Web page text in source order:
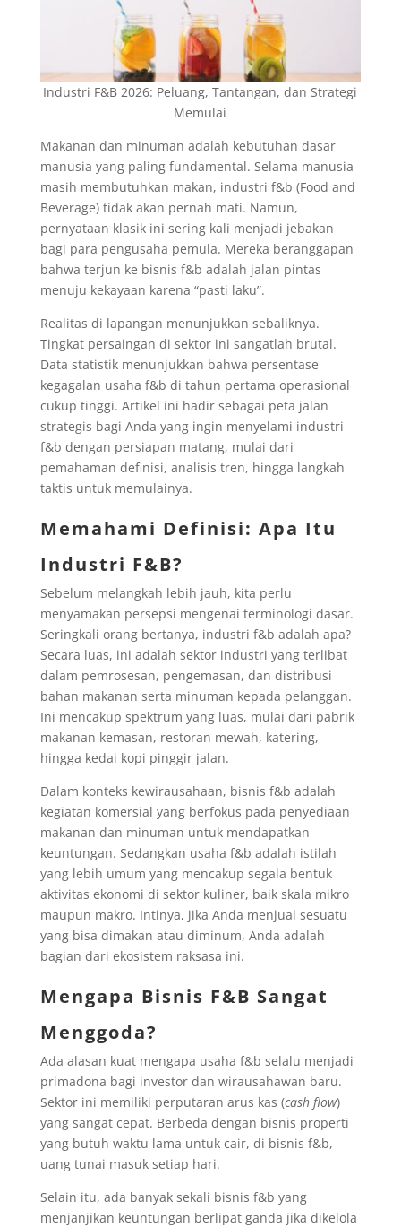
Industri F&B 2026: Peluang, Tantangan, dan Strategi
Memulai
Makanan dan minuman adalah kebutuhan dasar
manusia yang paling fundamental. Selama manusia
masih membutuhkan makan, industri f&b (Food and
Beverage) tidak akan pernah mati. Namun,
pernyataan klasik ini sering kali menjadi jebakan
bagi para pengusaha pemula. Mereka beranggapan
bahwa terjun ke bisnis f&b adalah jalan pintas
menuju kekayaan karena “pasti laku”.
Realitas di lapangan menunjukkan sebaliknya.
Tingkat persaingan di sektor ini sangatlah brutal.
Data statistik menunjukkan bahwa persentase
kegagalan usaha f&b di tahun pertama operasional
cukup tinggi. Artikel ini hadir sebagai peta jalan
strategis bagi Anda yang ingin menyelami industri
f&b dengan persiapan matang, mulai dari
pemahaman definisi, analisis tren, hingga langkah
taktis untuk memulainya.
Memahami Definisi: Apa Itu
Industri F&B?
Sebelum melangkah lebih jauh, kita perlu
menyamakan persepsi mengenai terminologi dasar.
Seringkali orang bertanya, industri f&b adalah apa?
Secara luas, ini adalah sektor industri yang terlibat
dalam pemrosesan, pengemasan, dan distribusi
bahan makanan serta minuman kepada pelanggan.
Ini mencakup spektrum yang luas, mulai dari pabrik
makanan kemasan, restoran mewah, katering,
hingga kedai kopi pinggir jalan.
Dalam konteks kewirausahaan, bisnis f&b adalah
kegiatan komersial yang berfokus pada penyediaan
makanan dan minuman untuk mendapatkan
keuntungan. Sedangkan usaha f&b adalah istilah
yang lebih umum yang mencakup segala bentuk
aktivitas ekonomi di sektor kuliner, baik skala mikro
maupun makro. Intinya, jika Anda menjual sesuatu
yang bisa dimakan atau diminum, Anda adalah
bagian dari ekosistem raksasa ini.
Mengapa Bisnis F&B Sangat
Menggoda?
Ada alasan kuat mengapa usaha f&b selalu menjadi
primadona bagi investor dan wirausahawan baru.
Sektor ini memiliki perputaran arus kas (cash flow)
yang sangat cepat. Berbeda dengan bisnis properti
yang butuh waktu lama untuk cair, di bisnis f&b,
uang tunai masuk setiap hari.
Selain itu, ada banyak sekali bisnis f&b yang
menjanjikan keuntungan berlipat ganda jika dikelola